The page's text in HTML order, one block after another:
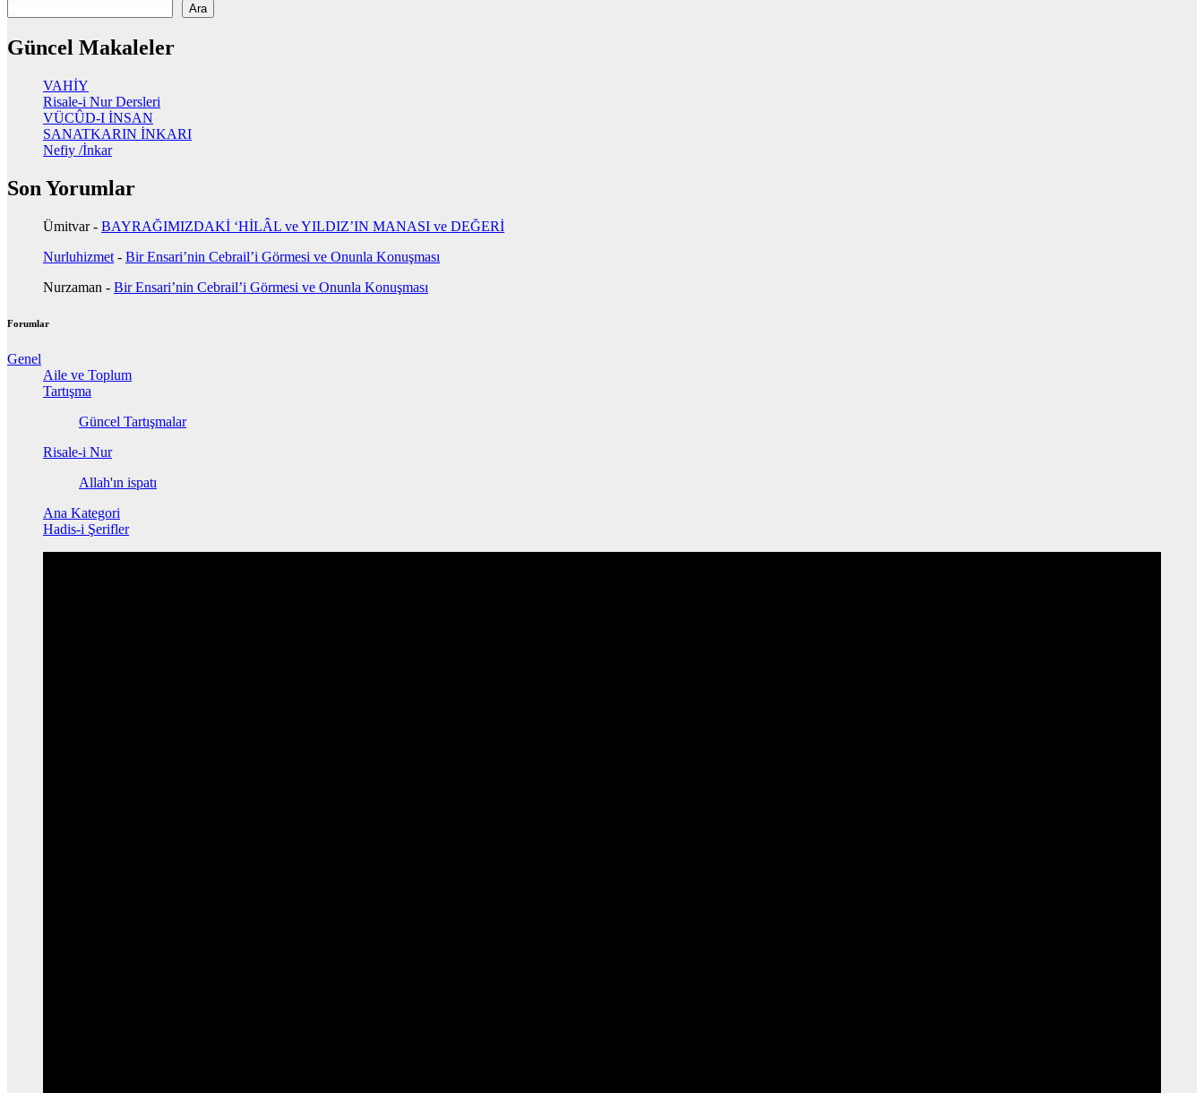
Ara
Güncel Makaleler
VAHİY
Risale-i Nur Dersleri
VÜCÛD-I İNSAN
SANATKARIN İNKARI
Nefiy /İnkar
Son Yorumlar
Ümitvar- BAYRAĞIMIZDAKİ ‘HİLÂL ve YILDIZ’IN MANASI ve DEĞERİ
Nurluhizmet - Bir Ensari’nin Cebrail’i Görmesi ve Onunla Konuşması
Nurzaman - Bir Ensari’nin Cebrail’i Görmesi ve Onunla Konuşması
Forumlar
Genel
Aile ve Toplum
Tartışma
Güncel Tartışmalar
Risale-i Nur
Allah'ın ispatı
Ana Kategori
Hadis-i Şerifler